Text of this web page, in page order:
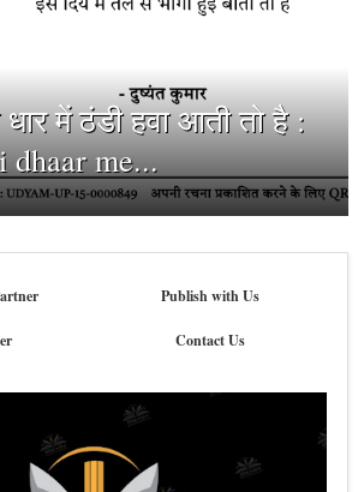
में ठंडी हवा आती तो है :
dhaar me...
Publish with Us
Contact Us